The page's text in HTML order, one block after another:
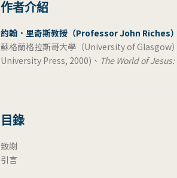
作者介紹
約翰．里奇斯教授（Professor John Riches）
蘇格蘭格拉斯哥大學（University of Glasgow
University Press, 2000)、 The World of
目錄
致謝
引言